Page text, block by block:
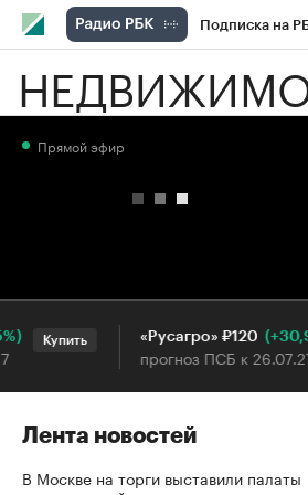
Подписка на
РБК Вино
Прямой эфир
Купить «Русагро» ₽120
прогноз ПСБ к 26.07.27
Лента новостей
В Москве на торги выставили палаты